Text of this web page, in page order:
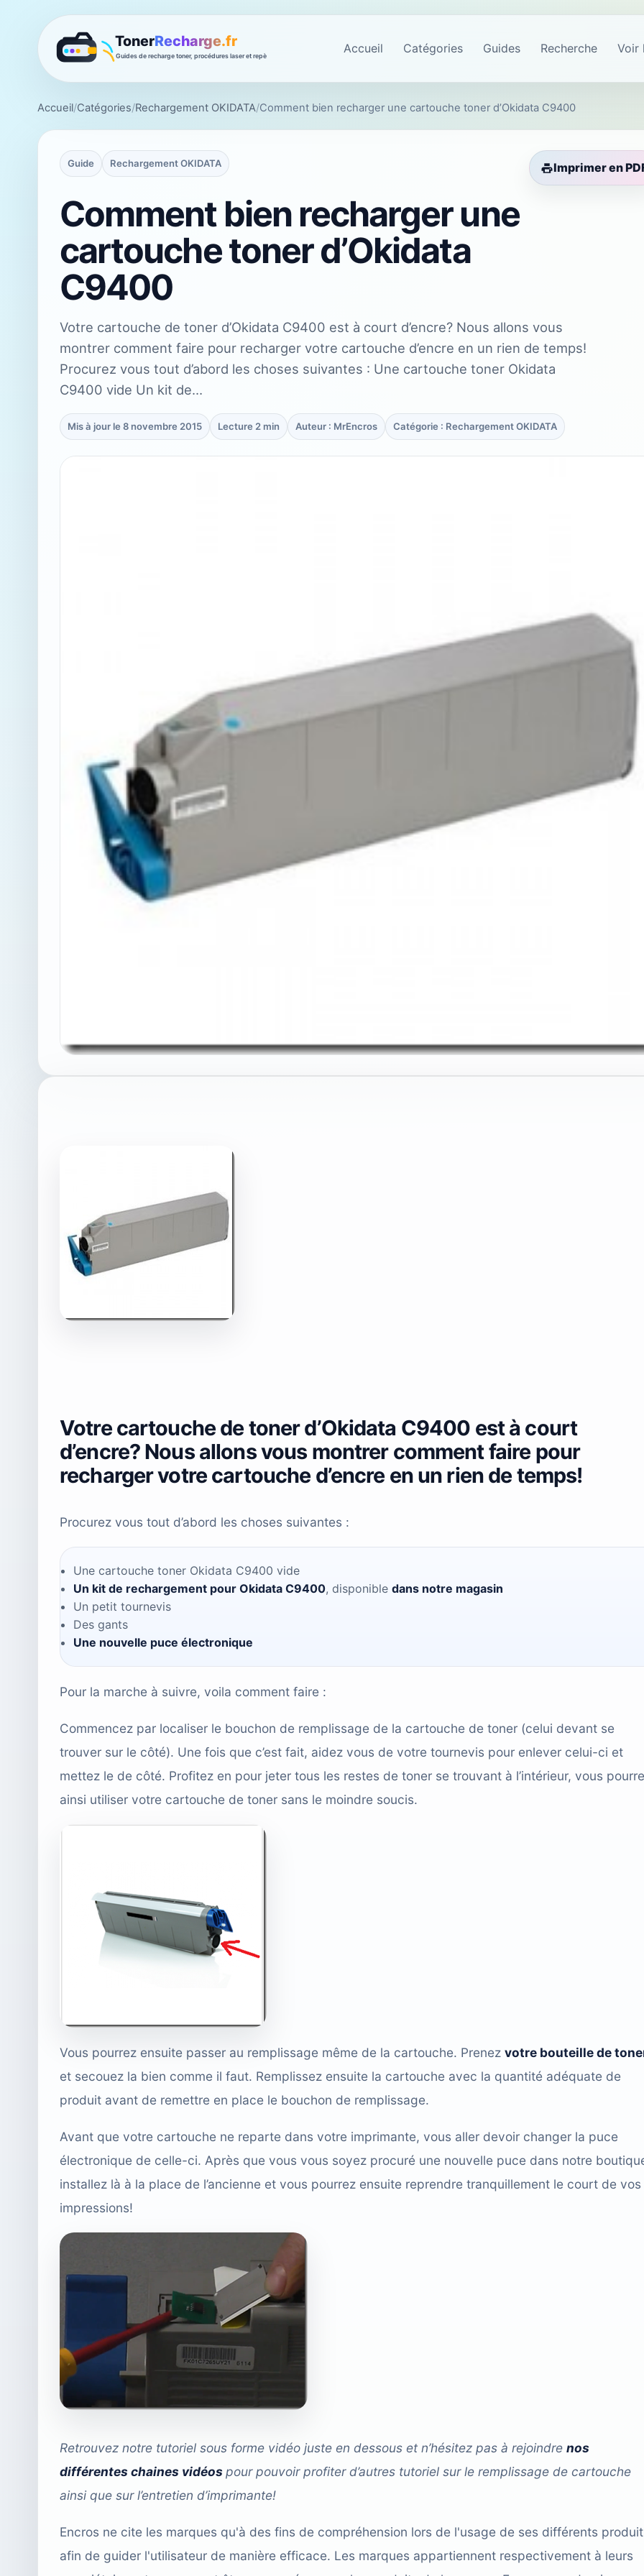
Accueil Catégories Guides Recherche Voir
Accueil/Catégories/Rechargement OKIDATA/Comment bien recharger une cartouche toner d’Okidata C9400
Guide Rechargement OKIDATA Imprimer en
Comment bien recharger une
cartouche toner d’Okidata
C9400
Votre cartouche de toner d’Okidata C9400 est à court d’encre? Nous allons vous
montrer comment faire pour recharger votre cartouche d’encre en un rien de temps!
Procurez vous tout d’abord les choses suivantes : Une cartouche toner Okidata
C9400 vide Un kit de…
Mis à jour le 8 novembre 2015 Lecture 2 min Auteur : MrEncros Catégorie : Rechargement OKIDATA
Votre cartouche de toner d’Okidata C9400 est à court
d’encre? Nous allons vous montrer comment faire pour
recharger votre cartouche d’encre en un rien de temps!
Procurez vous tout d’abord les choses suivantes :
Une cartouche toner Okidata C9400 vide
Un kit de rechargement pour Okidata C9400, disponible dans notre magasin
Un petit tournevis
Des gants
Une nouvelle puce électronique
Pour la marche à suivre, voila comment faire :
Commencez par localiser le bouchon de remplissage de la cartouche de toner (celui devant se
trouver sur le côté). Une fois que c’est fait, aidez vous de votre tournevis pour enlever celui-ci et
mettez le de côté. Profitez en pour jeter tous les restes de toner se trouvant à l’intérieur, vous
ainsi utiliser votre cartouche de toner sans le moindre soucis.
Vous pourrez ensuite passer au remplissage même de la cartouche. Prenez votre bouteille de
et secouez la bien comme il faut. Remplissez ensuite la cartouche avec la quantité adéquate de
produit avant de remettre en place le bouchon de remplissage.
Avant que votre cartouche ne reparte dans votre imprimante, vous aller devoir changer la puce
électronique de celle-ci. Après que vous vous soyez procuré une nouvelle puce dans notre
installez là à la place de l’ancienne et vous pourrez ensuite reprendre tranquillement le court de vos
impressions!
Retrouvez notre tutoriel sous forme vidéo juste en dessous et n’hésitez pas à rejoindre nos
différentes chaines vidéos pour pouvoir profiter d’autres tutoriel sur le remplissage de cartouche
ainsi que sur l’entretien d’imprimante!
Encros ne cite les marques qu'à des fins de compréhension lors de l'usage de ses différents
afin de guider l'utilisateur de manière efficace. Les marques appartiennent respectivement à leurs